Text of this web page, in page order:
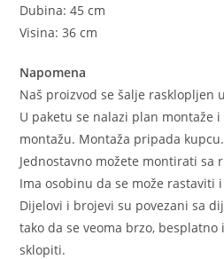
Dubina: 45 cm
Visina: 36 cm
Napomena
Naš proizvod se šalje rasklopljen
U paketu se nalazi plan montaže
montažu. Montaža pripada kupcu.
Jednostavno možete montirati sa
Ima osobinu da se može rastaviti
Dijelovi i brojevi su povezani sa
tako da se veoma brzo, besplatno
sklopiti.